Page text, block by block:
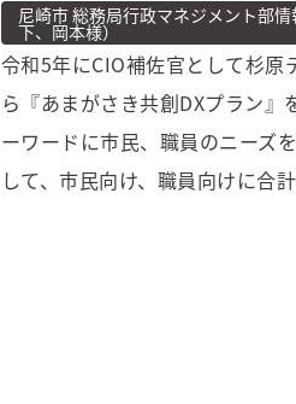
尼崎市 総務局行政マネジメント部
下、岡本様）
令和5年にCIO補佐官として杉
ら『あまがさき共創DXプラン
ーワードに市民、職員のニーズ
して、市民向け、職員向けに合